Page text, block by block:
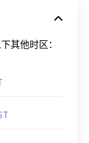
其他时区：